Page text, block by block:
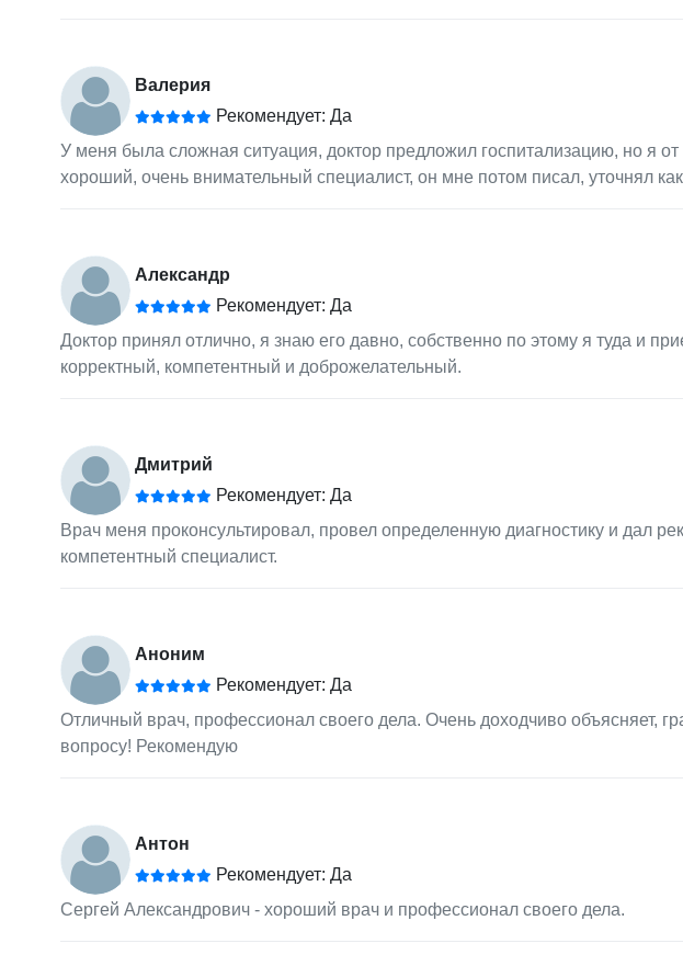
Валерия
Рекомендует: Да
У меня была сложная ситуация, доктор предложил госпитализацию, но я
хороший, очень внимательный специалист, он мне потом писал, уточнял
Александр
Рекомендует: Да
Доктор принял отлично, я знаю его давно, собственно по этому я туда и
корректный, компетентный и доброжелательный.
Дмитрий
Рекомендует: Да
Врач меня проконсультировал, провел определенную диагностику и дал
компетентный специалист.
Аноним
Рекомендует: Да
Отличный врач, профессионал своего дела. Очень доходчиво объясняет,
вопросу! Рекомендую
Антон
Рекомендует: Да
Сергей Александрович - хороший врач и профессионал своего дела.